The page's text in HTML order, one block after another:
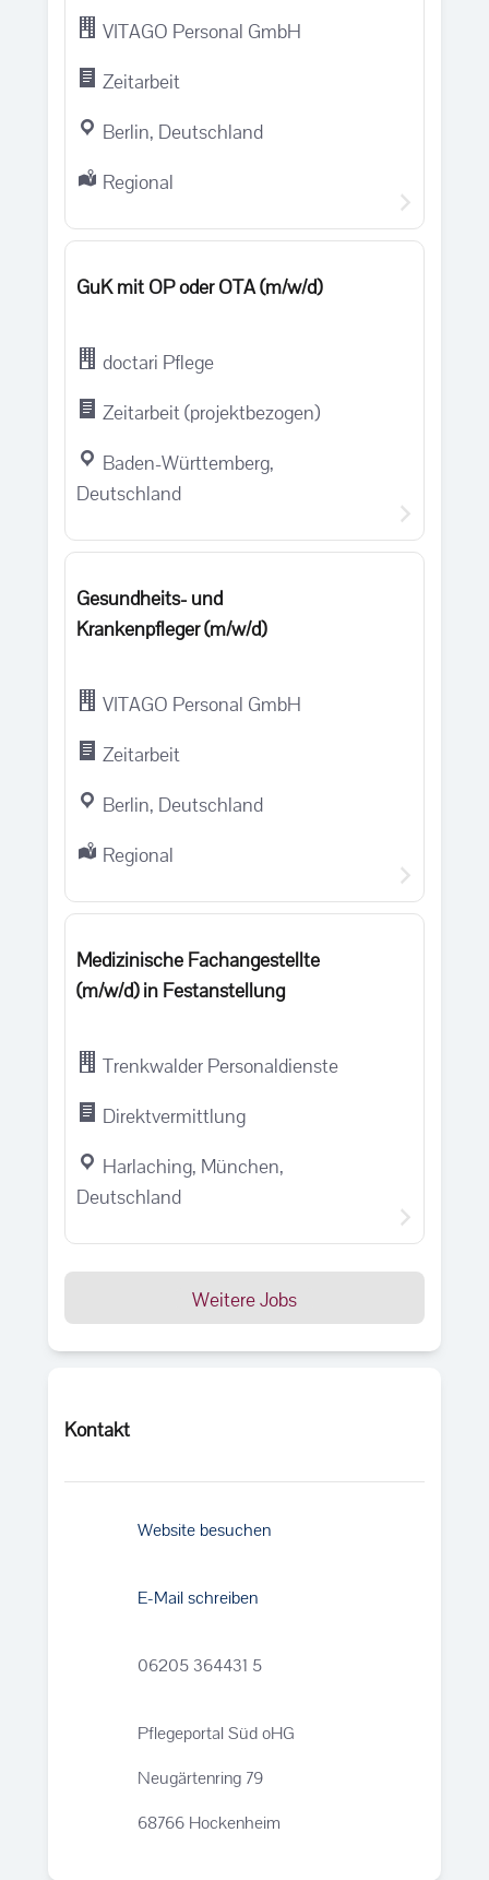
VITAGO Personal GmbH
Zeitarbeit
Berlin, Deutschland
Regional
GuK mit OP oder OTA (m/w/d)
doctari Pflege
Zeitarbeit (projektbezogen)
Baden-Württemberg,
Deutschland
Gesundheits- und
Krankenpfleger (m/w/d)
VITAGO Personal GmbH
Zeitarbeit
Berlin, Deutschland
Regional
Medizinische Fachangestellte
(m/w/d) in Festanstellung
Trenkwalder Personaldienste
Direktvermittlung
Harlaching, München,
Deutschland
Weitere Jobs
Kontakt
Website besuchen
E-Mail schreiben
06205 364431 5
Pflegeportal Süd oHG
Neugärtenring 79
68766 Hockenheim